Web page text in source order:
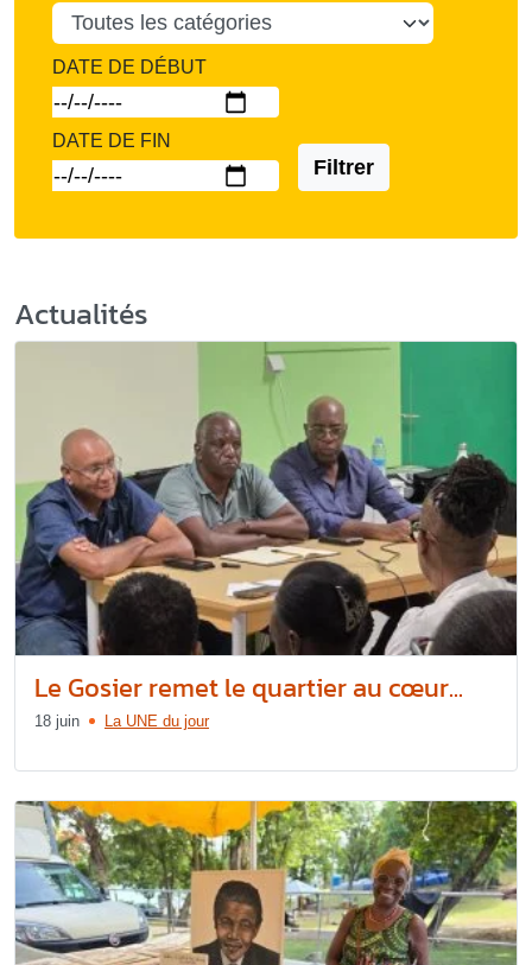
DATE DE DÉBUT
DATE DE FIN
Filtrer
Actualités
Le Gosier remet le quartier au cœur...
18 juin La UNE du jour